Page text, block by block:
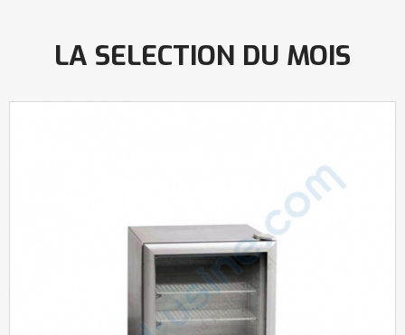
LA SELECTION DU MOIS